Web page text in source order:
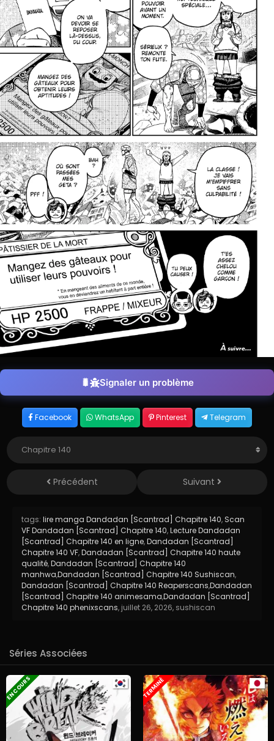
Signaler un problème
Facebook WhatsApp Pinterest Telegram
Précédent Suivant
tags: lire manga Dandadan [Scantrad] Chapitre 140, Scan
VF Dandadan [Scantrad] Chapitre 140,Lecture Dandadan
[Scantrad] Chapitre 140 en ligne,Dandadan [Scantrad]
Chapitre 140 VF,Dandadan [Scantrad] Chapitre 140 haute
qualité,Dandadan [Scantrad] Chapitre 140
manhwa,Dandadan [Scantrad] Chapitre 140 Sushiscan,
Dandadan [Scantrad] Chapitre 140 Reaperscans,Dandadan
[Scantrad] Chapitre 140 animesama,Dandadan [Scantrad]
Chapitre 140 phenixscans, juillet 26, 2026, sushiscan
Séries Associées
EN COURS TERMINÉ